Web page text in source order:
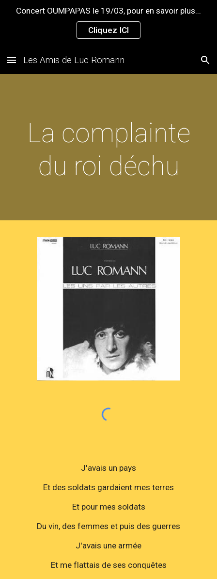
Skip to navigation
Concert OUMPAPAS le 19/03, pour en savoir plus...
Cliquez ICI
Les Amis de Luc Romann
La complainte
du roi déchu
J'avais un pays
Et des soldats gardaient mes terres
Et pour mes soldats
Du vin, des femmes et puis des guerres
J'avais une armée
Et me flattais de ses conquêtes